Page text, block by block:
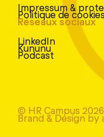
Impressum &
Politique de
Réseaux sociaux
LinkedIn
Kununu
Podcast
© HR Campus 2026
Brand & Design by